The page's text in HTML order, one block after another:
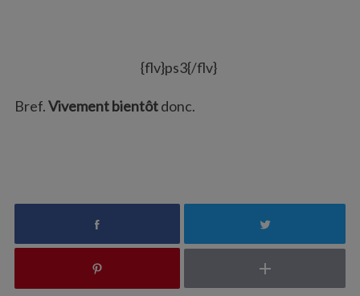
{flv}ps3{/flv}
Bref.Vivement bientôtdonc.